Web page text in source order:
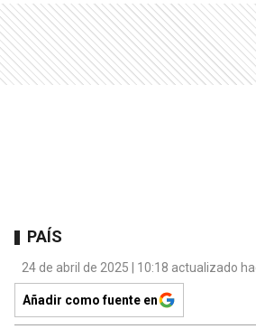
PAÍS
24 de abril de 2025 | 10:18 actualizado
Añadir como fuente en